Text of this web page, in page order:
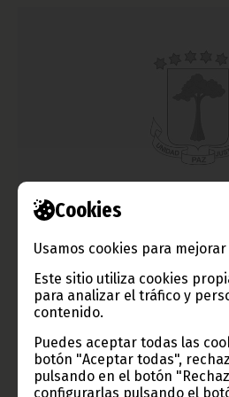
Cookies
Usamos cookies para
Este sitio utiliza cookies
para analizar el tráfico y
contenido.
Puedes aceptar todas las
botón "Aceptar todas",
pulsando en el botón
configurarlas pulsando el
Entrevista con el Embajador de
Las relaciones entre Cuba y Guinea
el siglo XVIII y atraviesan ahora uno
Pedro Doña Santana, embajador
repasa algunos de los aspectos
relaciones y subraya la importancia
defenderse de las presiones e
importante que pueblos como los
defendamos mutuamente, para
externas".